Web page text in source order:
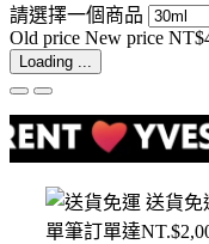
請選擇一個商品
Old price New price
Loading ...
送貨免
單筆訂單達